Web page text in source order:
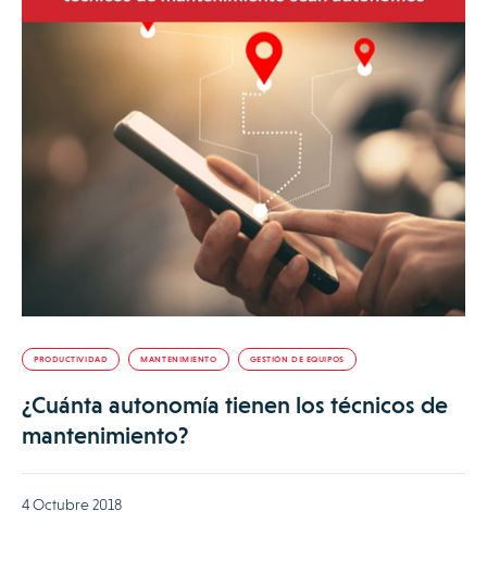
PRODUCTIVIDAD MANTENIMIENTO GESTIÓN DE EQUIPOS
¿Cuánta autonomía tienen los técnicos de
mantenimiento?
4 Octubre 2018